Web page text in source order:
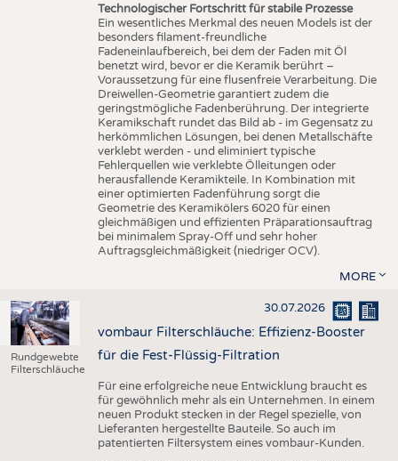
Technologischer Fortschritt für stabile Prozesse
Ein wesentliches Merkmal des neuen Models ist der
besonders filament-freundliche
Fadeneinlaufbereich, bei dem der Faden mit Öl
benetzt wird, bevor er die Keramik berührt –
Voraussetzung für eine flusenfreie Verarbeitung. Die
Dreiwellen-Geometrie garantiert zudem die
geringstmögliche Fadenberührung. Der integrierte
Keramikschaft rundet das Bild ab - im Gegensatz zu
herkömmlichen Lösungen, bei denen Metallschäfte
verklebt werden - und eliminiert typische
Fehlerquellen wie verklebte Ölleitungen oder
herausfallende Keramikteile. In Kombination mit
einer optimierten Fadenführung sorgt die
Geometrie des Keramikölers 6020 für einen
gleichmäßigen und effizienten Präparationsauftrag
bei minimalem Spray-Off und sehr hoher
Auftragsgleichmäßigkeit (niedriger OCV).
MORE
Rundgewebte
Filterschläuche
30.07.2026
vombaur Filterschläuche: Effizienz-Booster
für die Fest-Flüssig-Filtration
Für eine erfolgreiche neue Entwicklung braucht es
für gewöhnlich mehr als ein Unternehmen. In einem
neuen Produkt stecken in der Regel spezielle, von
Lieferanten hergestellte Bauteile. So auch im
patentierten Filtersystem eines vombaur-Kunden.